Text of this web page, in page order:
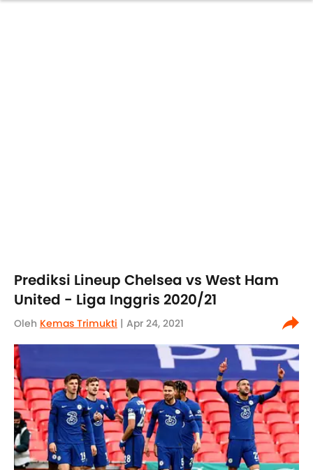
Prediksi Lineup Chelsea vs West Ham
United - Liga Inggris 2020/21
Oleh Kemas Trimukti | Apr 24, 2021